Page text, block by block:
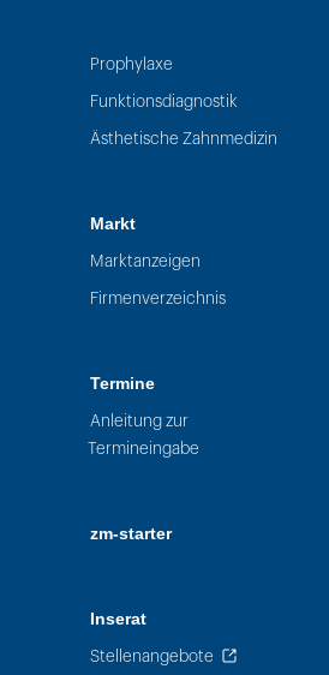
Prophylaxe
Funktionsdiagnostik
Ästhetische Zahnmedizin
Markt
Marktanzeigen
Firmenverzeichnis
Termine
Anleitung zur
Termineingabe
zm-starter
Inserat
Stellenangebote